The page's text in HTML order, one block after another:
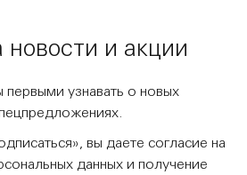
новости и акции
узнавать о новых
вы даете согласие на
данных и получение